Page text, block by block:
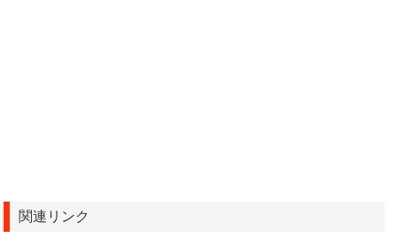
関連リンク